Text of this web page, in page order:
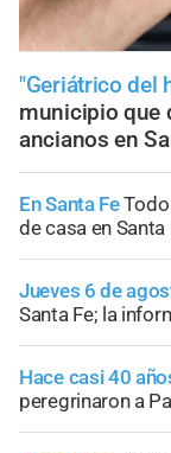
"Geriátrico del
municipio que
ancianos en
En Santa Fe
de casa en
Jueves 6 de
Santa Fe; la
Hace casi 40
peregrinaron a